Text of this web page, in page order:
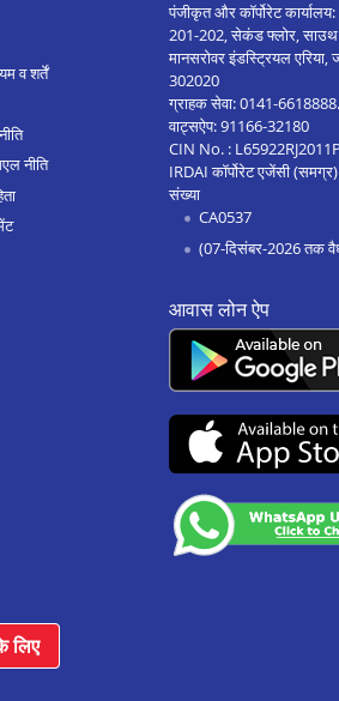
व शर्तें
नीति
पंजीकृत और कॉर्पोरेट कार्यालय:
201-202, सेकंड फ्लोर, साउथ
मानसरोवर इंडस्ट्रियल एरिया,
302020
ग्राहक सेवा:0141-6618888.
वाट्सऐप:91166-32180
CIN No. :
IRDAI कॉर्पोरेट एजेंसी
संख्या
CA0537
(07-दिसंबर-2026 तक
आवास लोन ऐप
लिए